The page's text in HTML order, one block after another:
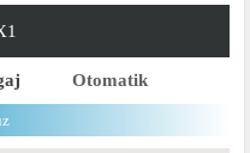
Otomatik